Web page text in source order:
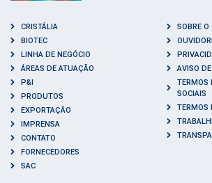
CRISTÁLIA
BIOTEC
LINHA DE NEGÓCIO
ÁREAS DE ATUAÇÃO
P&I
PRODUTOS
EXPORTAÇÃO
IMPRENSA
CONTATO
FORNECEDORES
SAC
SOBRE O
AVISO
TERMOS
SOCIAIS
TERMOS